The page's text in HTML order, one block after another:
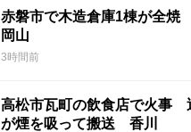
赤磐市で木造倉庫1棟が全焼
岡山
3時間前
高松市瓦町の飲食店で火事
が煙を吸って搬送 香川